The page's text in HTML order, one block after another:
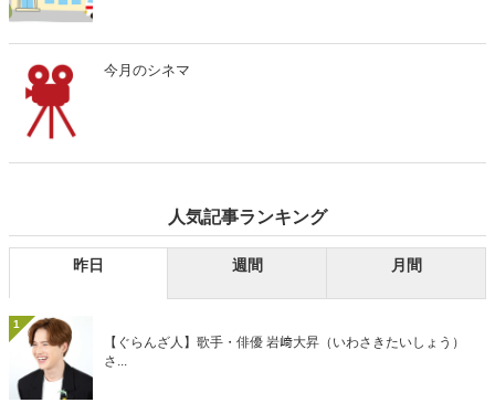
今月のシネマ
人気記事ランキング
昨日 週間 月間
1
【ぐらんざ人】歌手・俳優 岩﨑大昇（いわさきたいしょう）
さ...